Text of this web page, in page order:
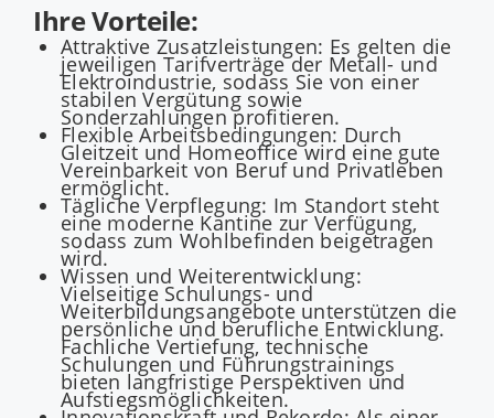
Ihre Vorteile:
Attraktive Zusatzleistungen: Es gelten die
jeweiligen Tarifverträge der Metall- und
Elektroindustrie, sodass Sie von einer
stabilen Vergütung sowie
Sonderzahlungen profitieren.
Flexible Arbeitsbedingungen: Durch
Gleitzeit und Homeoffice wird eine gute
Vereinbarkeit von Beruf und Privatleben
ermöglicht.
Tägliche Verpflegung: Im Standort steht
eine moderne Kantine zur Verfügung,
sodass zum Wohlbefinden beigetragen
wird.
Wissen und Weiterentwicklung:
Vielseitige Schulungs- und
Weiterbildungsangebote unterstützen die
persönliche und berufliche Entwicklung.
Fachliche Vertiefung, technische
Schulungen und Führungstrainings
bieten langfristige Perspektiven und
Aufstiegsmöglichkeiten.